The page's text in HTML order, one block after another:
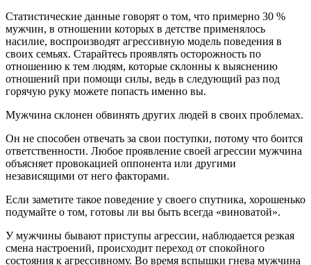
Статистические данные говорят о том, что примерно 30 %
мужчин, в отношении которых в детстве применялось
насилие, воспроизводят агрессивную модель поведения в
своих семьях. Старайтесь проявлять осторожность по
отношению к тем людям, которые склонны к выяснению
отношений при помощи силы, ведь в следующий раз под
горячую руку можете попасть именно вы.
Мужчина склонен обвинять других людей в своих проблемах.
Он не способен отвечать за свои поступки, потому что боится
ответственности. Любое проявление своей агрессии мужчина
объясняет провокацией оппонента или другими
независящими от него факторами.
Если заметите такое поведение у своего спутника, хорошенько
подумайте о том, готовы ли вы быть всегда «виноватой».
У мужчины бывают приступы агрессии, наблюдается резкая
смена настроений, происходит переход от спокойного
состояния к агрессивному. Во время вспышки гнева мужчина